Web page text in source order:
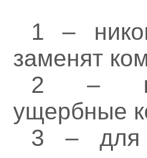
1 –
заменят
2 –
ущербные
3 – для